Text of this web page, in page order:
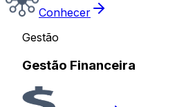
Conhecer
Gestão
Gestão Financeira